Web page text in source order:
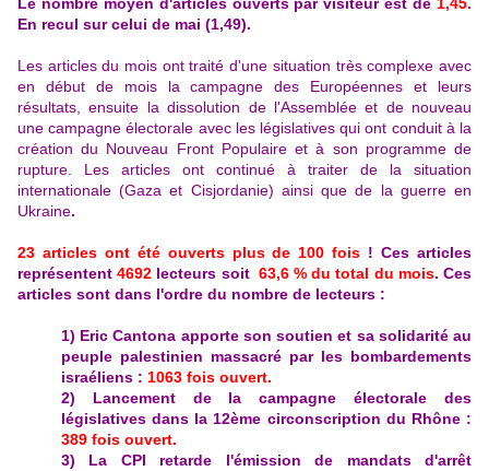
En recul sur celui de mai (1,49).
Les articles du mois ont traité d'une situation très complexe avec
en début de mois la campagne des Européennes et leurs
résultats, ensuite la dissolution de l'Assemblée et de nouveau
une campagne électorale avec les législatives qui ont conduit à la
création du Nouveau Front Populaire et à son programme de
rupture. Les articles ont continué à traiter de la situation
internationale (Gaza et Cisjordanie) ainsi que de la guerre en
Ukraine.
23 articles ont été ouverts plus de 100 fois ! Ces articles
représentent 4692 lecteurs soit63,6 % du total du mois. Ces
articles sont dans l'ordre du nombre de lecteurs :
1) Eric Cantona apporte son soutien et sa solidarité au
peuple palestinien massacré par les bombardements
israéliens : 1063 fois ouvert.
2) Lancement de la campagne électorale des
législatives dans la 12ème circonscription du Rhône :
389 fois ouvert.
3)
La CPI retarde l'émission de mandats d'arrêt